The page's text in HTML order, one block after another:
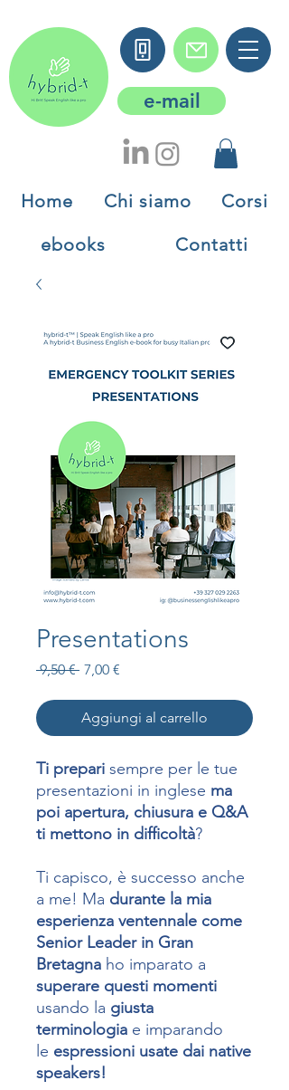
e-mail
Home Chi siamo
Corsi
ebooks
Contatti
Presentations
9,50 € Prezzo
7,00 €
Aggiungi al carrello
Ti prepari sempre per le tue
presentazioni in inglese ma
poi apertura, chiusura e Q&A
ti mettono in difficoltà?
Ti capisco, è successo anche
a me! Ma durante la mia
esperienza ventennale come
Senior Leader in Gran
Bretagna ho imparato a
superare questi momenti
usando la giusta
terminologia e imparando
le espressioni usate dai native
speakers!